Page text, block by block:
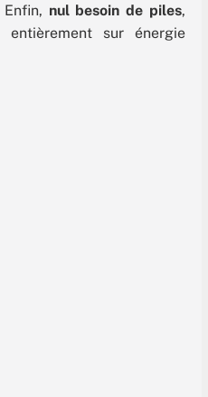
nul besoin de piles,
entièrement sur énergie